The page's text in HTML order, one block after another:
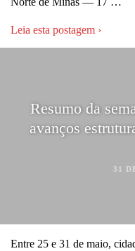
Leia esta postagem ›
Resumo da
avanços
31
Entre 25 e 31 de maio,